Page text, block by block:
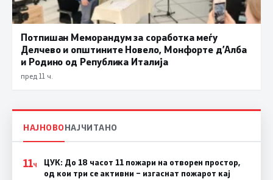
Потпишан Меморандум за соработка меѓу
Делчево и општините Новело, Монфорте д’Алба
и Родино од Република Италија
пред 11 ч.
НАЈНОВОНАЈЧИТАНО
11Ч
ЦУК: До 18 часот 11 пожари на отворен простор,
од кои три се активни – изгаснат пожарот кај